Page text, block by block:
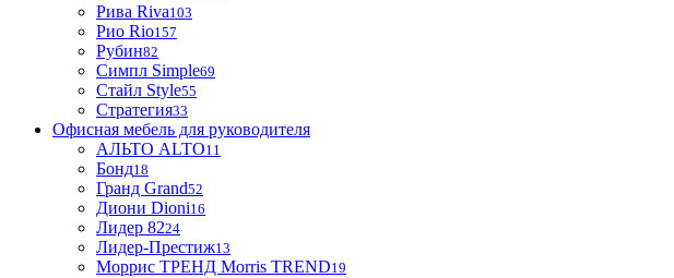
Рива Riva103
Рио Rio157
Рубин82
Симпл Simple69
Стайл Style55
Стратегия33
Офисная мебель для руководителя
АЛЬТО ALTO11
Бонд18
Гранд Grand52
Диони Dioni16
Лидер 8224
Лидер-Престиж13
Моррис ТРЕНД Morris TREND19